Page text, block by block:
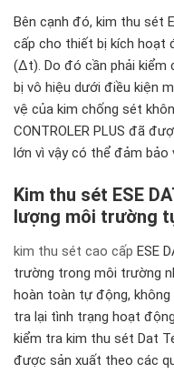
Bên cạnh đó, kim thu sét
cấp cho thiết bị kích hoạt
(Δt). Do đó cần phải kiểm
bị vô hiệu dưới điều kiện
vệ của kim chống sét
CONTROLER PLUS đã
lớn vì vậy có thể đảm bảo
Kim thu sét ESE
lượng môi trường
kim thu sét cao cấp ESE
trường trong môi trường
hoàn toàn tự động,
tra lại tình trạng hoạt
kiểm tra kim thu sét Dat
được sản xuất theo các